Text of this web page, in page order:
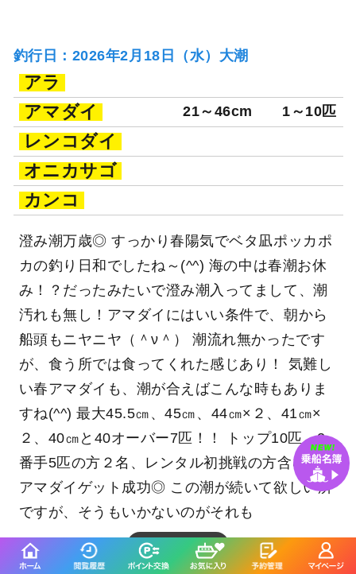
釣行日：2026年2月18日（水）大潮
アラ
アマダイ
21～46cm 1～10匹
レンコダイ
オニカサゴ
カンコ
澄み潮万歳◎ すっかり春陽気でベタ凪ポッカポ
カの釣り日和でしたね～(^^) 海の中は春潮お休
み！？だったみたいで澄み潮入ってまして、潮
汚れも無し！アマダイにはいい条件で、朝から
船頭もニヤニヤ（＾ν＾） 潮流れ無かったです
が、食う所では食ってくれた感じあり！ 気難し
い春アマダイも、潮が合えばこんな時もありま
すね(^^) 最大45.5㎝、45㎝、44㎝×２、41㎝×
２、40㎝と40オーバー7匹！！ トップ10匹、2
番手5匹の方２名、レンタル初挑戦の方含む全員